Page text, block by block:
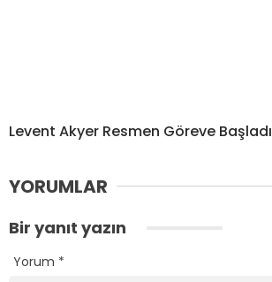
Levent Akyer Resmen Göreve Başladı
YORUMLAR
Bir yanıt yazın
Yorum *